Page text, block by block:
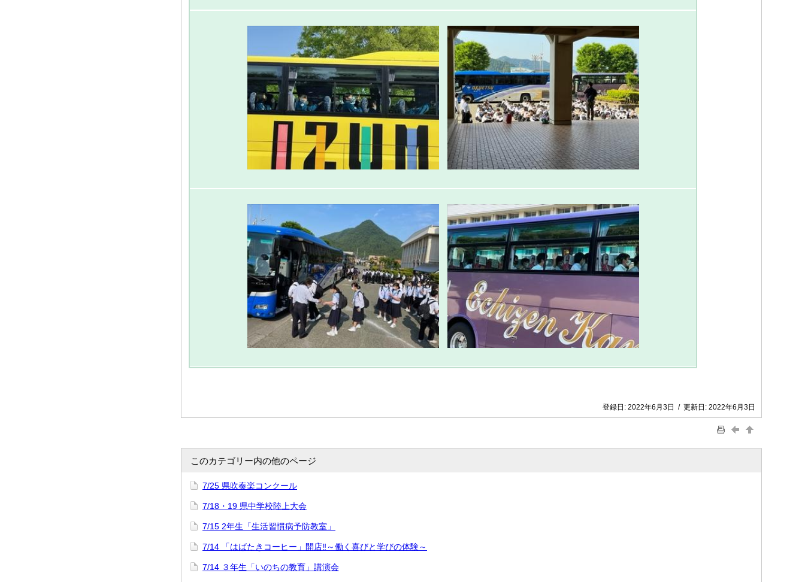
登録日: 2022年6月3日 / 更新日: 2022年6月3日
このカテゴリー内の他のページ
7/25 県吹奏楽コンクール
7/18・19 県中学校陸上大会
7/15 2年生「生活習慣病予防教室」
7/14 「はばたきコーヒー」開店‼︎～働く喜びと学びの体験～
7/14 ３年生「いのちの教育」講演会